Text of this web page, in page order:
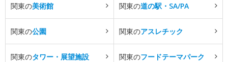
関東の美術館 関東の道の駅・SA/PA
関東の公園 関東のアスレチック
関東のタワー・展望施設 関東のフードテーマパーク